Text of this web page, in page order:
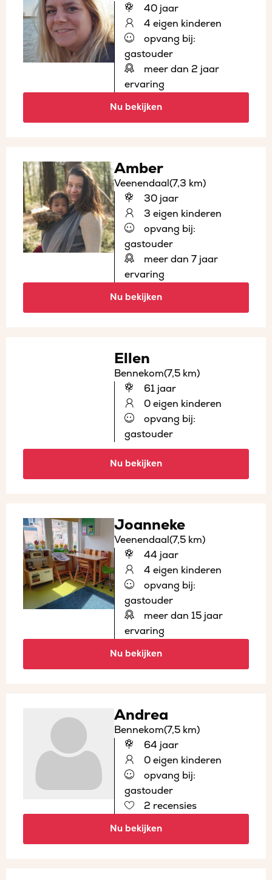
40 jaar
4 eigen kinderen
opvang bij:
gastouder
meer dan 2 jaar
ervaring
Nu bekijken
Amber
Veenendaal(7,3 km)
30 jaar
3 eigen kinderen
opvang bij:
gastouder
meer dan 7 jaar
ervaring
Nu bekijken
Ellen
Bennekom(7,5 km)
61 jaar
0 eigen kinderen
opvang bij:
gastouder
Nu bekijken
Joanneke
Veenendaal(7,5 km)
44 jaar
4 eigen kinderen
opvang bij:
gastouder
meer dan 15 jaar
ervaring
Nu bekijken
Andrea
Bennekom(7,5 km)
64 jaar
0 eigen kinderen
opvang bij:
gastouder
2 recensies
Nu bekijken